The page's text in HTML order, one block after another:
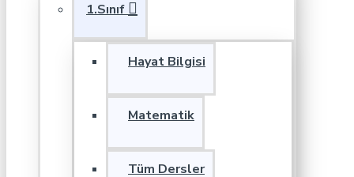
1.Sınıf
Hayat Bilgisi
Matematik
Tüm Dersler